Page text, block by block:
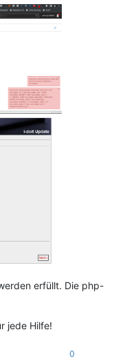
erfüllt. Die php-
jede Hilfe!
0